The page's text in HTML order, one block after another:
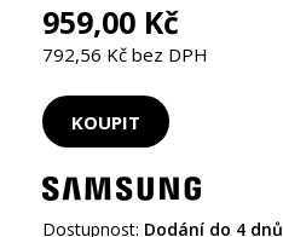
959,00 Kč
792,56 Kč bez DPH
Dostupnost: Dodání do 4 dnů